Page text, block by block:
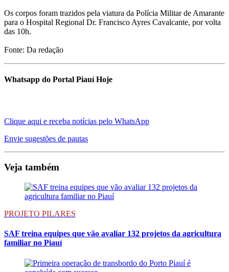
Os corpos foram trazidos pela viatura da Polícia Militar de Amarante
para o Hospital Regional Dr. Francisco Ayres Cavalcante, por volta
das 10h.
Fonte: Da redação
Whatsapp do Portal Piauí Hoje
Clique aqui e receba notícias pelo WhatsApp
Envie sugestões de pautas
Veja também
PROJETO PILARES
SAF treina equipes que vão avaliar 132 projetos da agricultura
familiar no Piauí